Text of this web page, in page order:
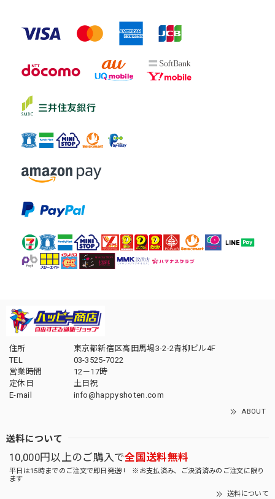
住所
東京都新宿区高田馬場3-2-2青柳ビル4F
TEL
03-3525-7022
営業時間
12－17時
定休日
土日祝
E-mail
info@happyshoten.com
ABOUT
送料について
10,000円以上のご購入で全国送料無料
平日は15時までのご注文で即日発送!! ※お支払済み、ご決済済みのご注文に限り
ます
送料について